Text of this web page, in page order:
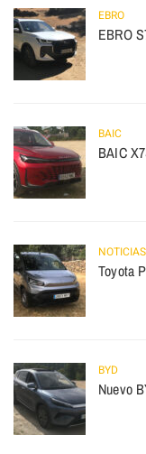
EBRO
EBRO
BAIC
BAIC
NOTICIAS
Toyota
BYD
Nuevo